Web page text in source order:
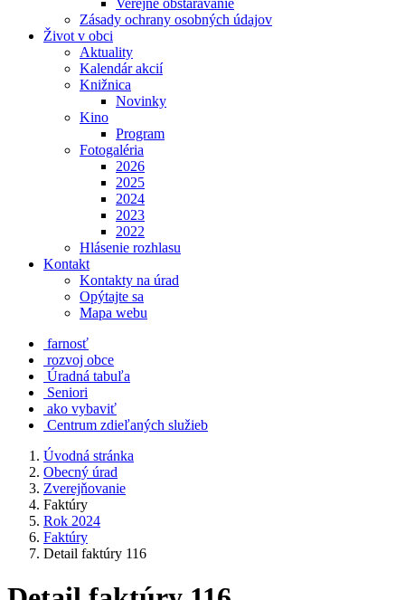
Verejné obstarávanie
Zásady ochrany osobných údajov
Život v obci
Aktuality
Kalendár akcií
Knižnica
Novinky
Kino
Program
Fotogaléria
2026
2025
2024
2023
2022
Hlásenie rozhlasu
Kontakt
Kontakty na úrad
Opýtajte sa
Mapa webu
farnosť
rozvoj obce
Úradná tabuľa
Seniori
ako vybaviť
Centrum zdieľaných služieb
Úvodná stránka
Obecný úrad
Zverejňovanie
Faktúry
Rok 2024
Faktúry
Detail faktúry 116